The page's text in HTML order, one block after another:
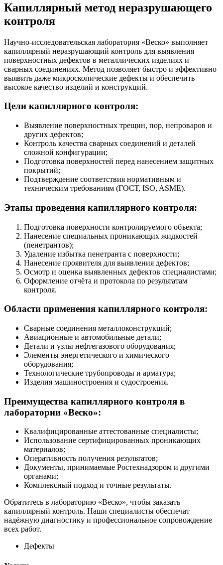
Капиллярный метод неразрушающего
контроля
Научно-исследовательская лаборатория «Веско» выполняет
капиллярный неразрушающий контроль для выявления
поверхностных дефектов в металлических изделиях и
сварных соединениях. Метод позволяет быстро и эффективно
выявить даже микроскопические дефекты и обеспечить
высокое качество изделий и конструкций.
Цели капиллярного контроля:
Выявление поверхностных трещин, пор, непроваров и
других дефектов;
Контроль качества сварных соединений и деталей
сложной конфигурации;
Подготовка поверхностей перед нанесением защитных
покрытий;
Подтверждение соответствия нормативным и
техническим требованиям (ГОСТ, ISO, ASME).
Этапы проведения капиллярного контроля:
Подготовка поверхности контролируемого объекта;
Нанесение специальных проникающих жидкостей
(пенетрантов);
Удаление избытка пенетранта с поверхности;
Нанесение проявителя для выявления дефектов;
Осмотр и оценка выявленных дефектов специалистами;
Оформление отчёта и протокола по результатам
контроля.
Области применения капиллярного контроля:
Сварные соединения металлоконструкций;
Авиационные и автомобильные детали;
Детали и узлы нефтегазового оборудования;
Элементы энергетического и химического
оборудования;
Технологические трубопроводы и арматура;
Изделия машиностроения и судостроения.
Преимущества капиллярного контроля в
лаборатории «Веско»:
Квалифицированные аттестованные специалисты;
Использование сертифицированных проникающих
материалов;
Оперативность получения результатов;
Документы, принимаемые Ростехнадзором и другими
органами;
Комплексный подход и точные результаты.
Обратитесь в лабораторию «Веско», чтобы заказать
капиллярный контроль. Наши специалисты обеспечат
надёжную диагностику и профессиональное сопровождение
всех работ.
Дефекты